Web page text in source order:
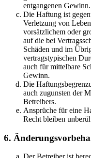
entgangenen Gewinn.
Die Haftung ist
Verletzung von
vorsätzlichem oder
auf die bei
Schäden und im
vertragstypischen
auch für mittelbare
Gewinn.
Die
auch zugunsten der
Betreibers.
Ansprüche für eine
Recht bleiben
6.